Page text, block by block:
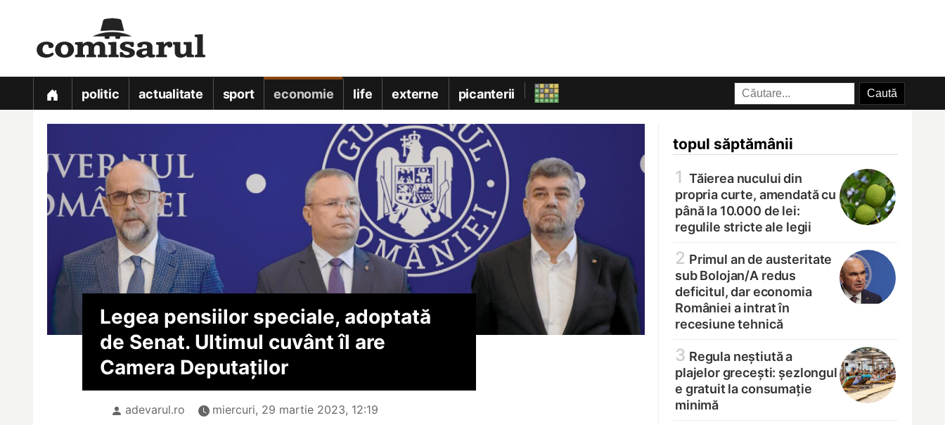
politic actualitate sport economie life externe picanterii
topul săptămânii
1 Tăierea nucului din
propria curte, amendată cu
până la 10.000 de lei:
regulile stricte ale legii
2 Primul an de austeritate
sub Bolojan/A redus
deficitul, dar economia
României a intrat în
recesiune tehnică
3 Regula neștiută a
plajelor grecești: șezlongul
e gratuit la consumație
minimă
Legea pensiilor speciale, adoptată
de Senat. Ultimul cuvânt îl are
Camera Deputaților
adevarul.ro miercuri, 29 martie 2023, 12:19